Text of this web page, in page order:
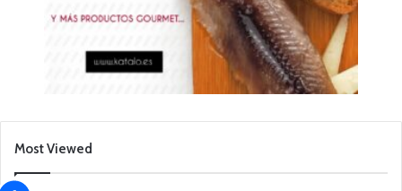
Most Viewed